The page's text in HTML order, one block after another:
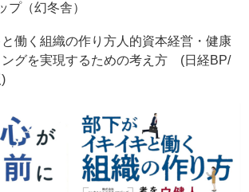
プ（幻冬舎）
と働く組織の作り方人的資本経営・健康
グを実現するための考え方 (日経BP/